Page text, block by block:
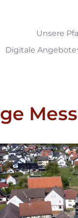
Unsere
Digitale Angebote